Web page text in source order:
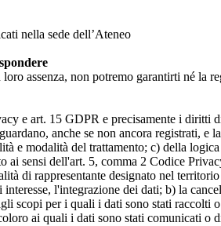
nella sede dell’Ateneo
assenza, non potremo garantirti né la
e art. 15 GDPR e precisamente i diritti
anche se non ancora registrati,
e modalità del trattamento; c) della
ai sensi dell'art. 5, comma 2 Codice
di rappresentante designato nel
l'integrazione dei dati; b) la
scopi per i quali i dati sono stati raccolti
ai quali i dati sono stati comunicati